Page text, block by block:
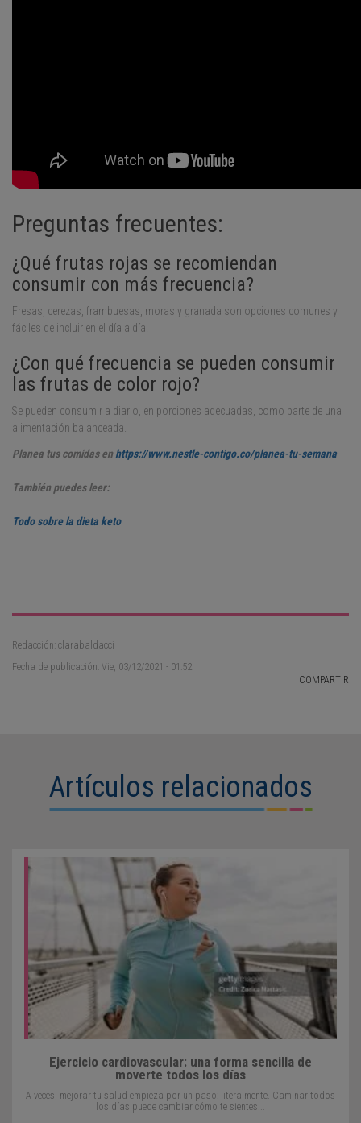
Preguntas frecuentes:
¿Qué frutas rojas se recomiendan
consumir con más frecuencia?
Fresas, cerezas, frambuesas, moras y granada son opciones comunes y
fáciles de incluir en el día a día.
¿Con qué frecuencia se pueden consumir
las frutas de color rojo?
Se pueden consumir a diario, en porciones adecuadas, como parte de una
alimentación balanceada.
Planea tus comidas en https://www.nestle-contigo.co/planea-tu-semana
También puedes leer:
Todo sobre la dieta keto
Redacción: clarabaldacci
Fecha de publicación: Vie, 03/12/2021 - 01:52
COMPARTIR
Artículos relacionados
Ejercicio cardiovascular: una forma sencilla de
moverte todos los días
A veces, mejorar tu salud empieza por un paso: literalmente. Caminar todos
los días puede cambiar cómo te sientes...